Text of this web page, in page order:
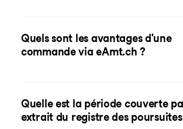
Quels sont les avantages d'une
commande via eAmt.ch ?
Quelle est la période couverte
extrait du registre des poursuites